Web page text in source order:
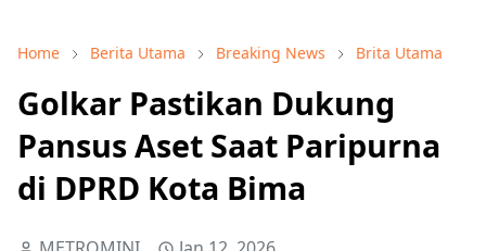
Home Berita Utama Breaking News Brita Utama
Golkar Pastikan Dukung
Pansus Aset Saat Paripurna
di DPRD Kota Bima